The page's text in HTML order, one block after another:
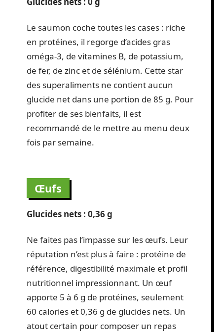
Le saumon coche toutes les cases : riche
en protéines, il regorge d’acides gras
oméga-3, de vitamines B, de potassium,
de fer, de zinc et de sélénium. Cette star
des superaliments ne contient aucun
glucide net dans une portion de 85 g. Pour
profiter de ses bienfaits, il est
recommandé de le mettre au menu deux
fois par semaine.
Œufs
Glucides nets : 0,36 g
Ne faites pas l’impasse sur les œufs. Leur
réputation n’est plus à faire : protéine de
référence, digestibilité maximale et profil
nutritionnel impressionnant. Un œuf
apporte 5 à 6 g de protéines, seulement
60 calories et 0,36 g de glucides nets. Un
atout certain pour composer un repas